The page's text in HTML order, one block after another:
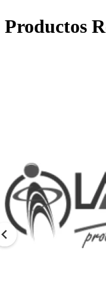
Productos